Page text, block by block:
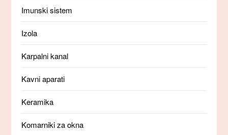
Imunski sistem
Izola
Karpalni kanal
Kavni aparati
Keramika
Komarniki za okna